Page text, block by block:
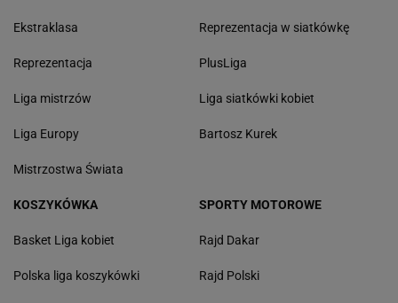
Ekstraklasa
Reprezentacja
Liga mistrzów
Liga Europy
Mistrzostwa Świata
Reprezentacja w siatkówkę
PlusLiga
Liga siatkówki kobiet
Bartosz Kurek
KOSZYKÓWKA
Basket Liga kobiet
Polska liga koszykówki
SPORTY MOTOROWE
Rajd Dakar
Rajd Polski